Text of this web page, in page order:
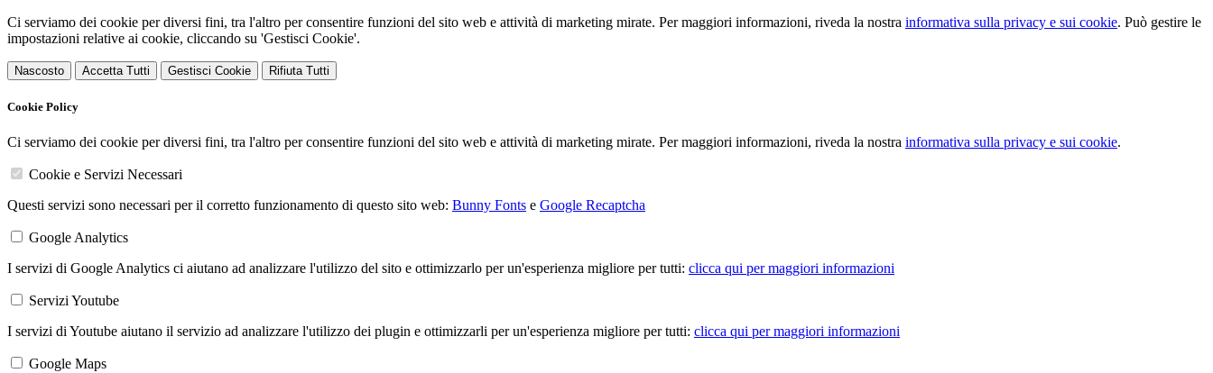
Ci serviamo dei cookie per diversi fini, tra l'altro per consentire funzioni del sito web e attività di marketing mirate. Per maggiori informazioni, riveda la nostra informativa sulla privacy e sui cookie. Può gestire le
impostazioni relative ai cookie, cliccando su 'Gestisci Cookie'.
Nascosto Accetta Tutti Gestisci Cookie Rifiuta Tutti
Cookie Policy
Ci serviamo dei cookie per diversi fini, tra l'altro per consentire funzioni del sito web e attività di marketing mirate. Per maggiori informazioni, riveda la nostra informativa sulla privacy e sui cookie.
Cookie e Servizi Necessari
Questi servizi sono necessari per il corretto funzionamento di questo sito web: Bunny Fonts e Google Recaptcha
Google Analytics
I servizi di Google Analytics ci aiutano ad analizzare l'utilizzo del sito e ottimizzarlo per un'esperienza migliore per tutti: clicca qui per maggiori informazioni
Servizi Youtube
I servizi di Youtube aiutano il servizio ad analizzare l'utilizzo dei plugin e ottimizzarli per un'esperienza migliore per tutti: clicca qui per maggiori informazioni
Google Maps